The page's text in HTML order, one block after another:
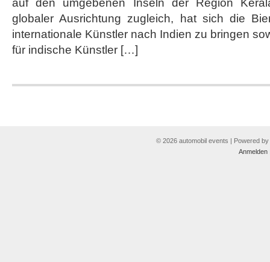
Kochi-
Muziris
Biennale
in
Indien
auf den umgebenen Inseln der Region
globaler Ausrichtung zugleich, hat sich die
internationale Künstler nach Indien zu bringen
für indische Künstler […]
© 2026 automobil events | Powered by
Anmelden|